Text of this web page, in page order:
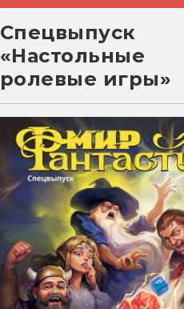
Спецвыпуск
«Настольные
ролевые игры»